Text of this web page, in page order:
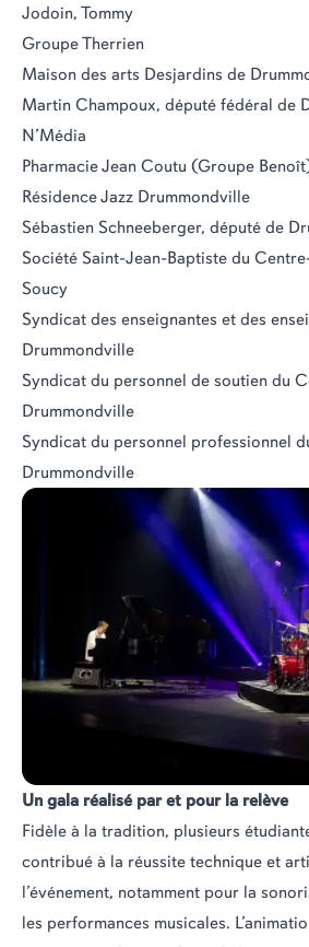
Jodoin, Tommy
Groupe Therrien
Maison des arts Desjardins de
Martin Champoux, député fédéral de
N’Média
Pharmacie Jean Coutu (Groupe
Résidence Jazz Drummondville
Sébastien Schneeberger, député de
Société Saint-Jean-Baptiste du
Soucy
Syndicat des enseignantes et des
Drummondville
Syndicat du personnel de soutien du
Drummondville
Syndicat du personnel professionnel
Drummondville
Un gala réalisé par et pour la relève
Fidèle à la tradition, plusieurs
contribué à la réussite technique et
l’événement, notamment pour la
les performances musicales.